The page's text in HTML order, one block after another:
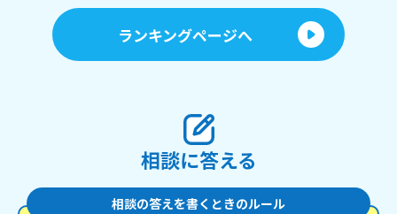
ランキングページへ
相談に答える
相談の答えを書くときのルール